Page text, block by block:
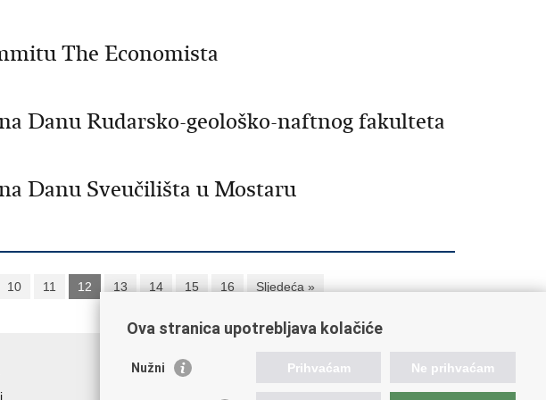
The Economista
Danu Rudarsko-geološko-naftnog fakulteta
Danu Sveučilišta u Mostaru
10 11 12 13 14 15 16 Sljedeća »
Korisne poveznice
Ova stranica upotrebljava kolačiće
Nužni Prihvaćam Ne prihvaćam